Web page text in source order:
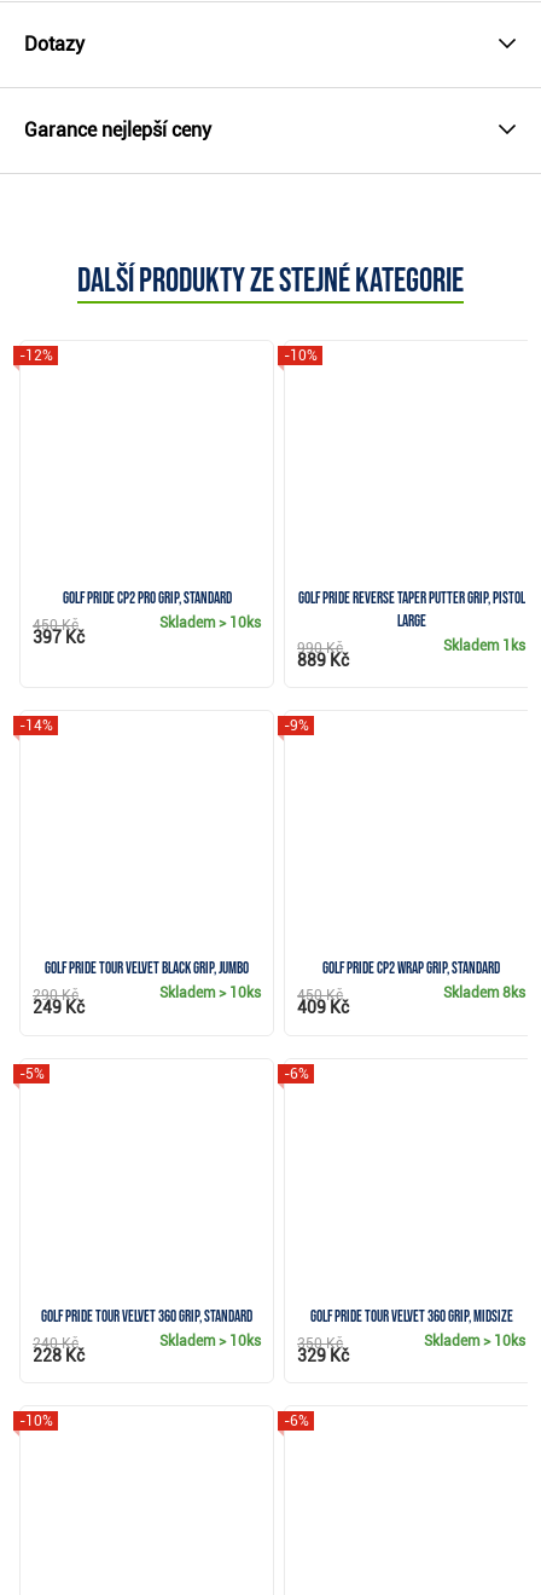
Dotazy
Garance nejlepší ceny
Další produkty ze stejné kategorie
Golf Pride CP2 Pro grip, Standard
-12%
Skladem> 10ks
450 Kč
397 Kč
Golf Pride Reverse Taper putter grip, Pistol
Large
-10%
Skladem 1ks
990 Kč
889 Kč
Golf Pride Tour Velvet Black grip, Jumbo
-14%
Skladem> 10ks
290 Kč
249 Kč
Golf Pride CP2 Wrap grip, Standard
-9%
Skladem8ks
450 Kč
409 Kč
Golf Pride Tour Velvet 360 grip, Standard
-5%
Skladem> 10ks
240 Kč
228 Kč
Golf Pride Tour Velvet 360 grip, Midsize
-6%
Skladem> 10ks
350 Kč
329 Kč
-10% -6%